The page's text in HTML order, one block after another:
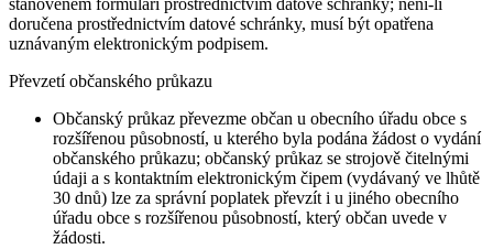
stanoveném formuláři prostřednictvím datové schránky; není-li
doručena prostřednictvím datové schránky, musí být opatřena
uznávaným elektronickým podpisem.
Převzetí občanského průkazu
Občanský průkaz převezme občan u obecního úřadu obce s
rozšířenou působností, u kterého byla podána žádost o vydání
občanského průkazu; občanský průkaz se strojově čitelnými
údaji a s kontaktním elektronickým čipem (vydávaný ve lhůtě
30 dnů) lze za správní poplatek převzít i u jiného obecního
úřadu obce s rozšířenou působností, který občan uvede v
žádosti.